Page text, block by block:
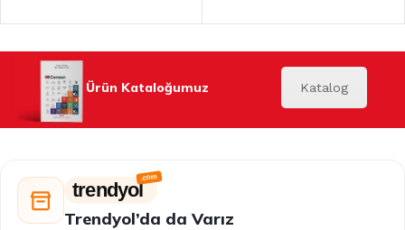
Ürün Kataloğumuz Katalog
trendyol
Trendyol’da da Varız